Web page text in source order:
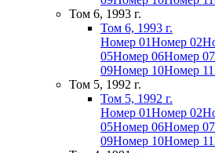
Том 6, 1993 г.
Том 6, 1993 г.
Номер 01Номер 02
05Номер 06Номер 07
09Номер 10Номер 11
Том 5, 1992 г.
Том 5, 1992 г.
Номер 01Номер 02
05Номер 06Номер 07
09Номер 10Номер 11